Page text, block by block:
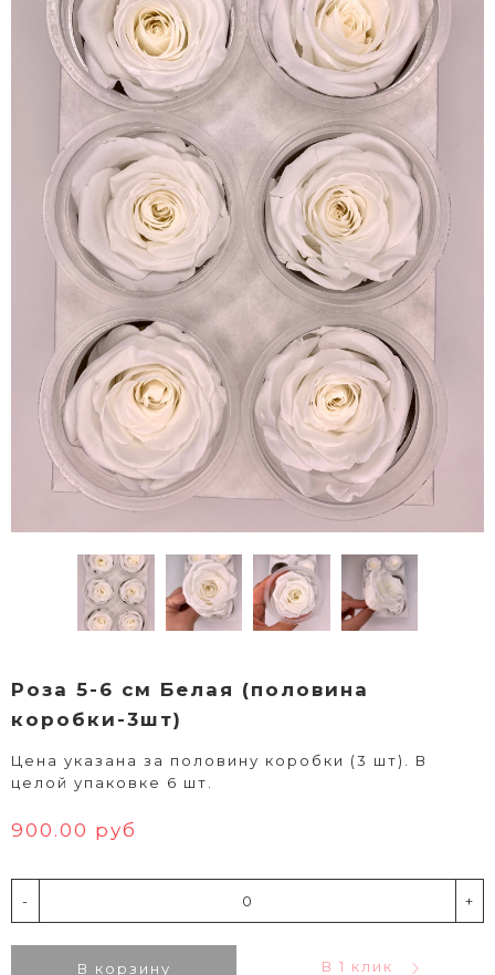
Роза 5-6 см Белая (половина
коробки-3шт)
Цена указана за половину коробки (3 шт). В
целой упаковке 6 шт.
900.00 руб
- +
В корзину В 1 клик